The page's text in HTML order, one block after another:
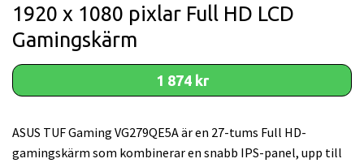
1920 x 1080 pixlar Full HD LCD
Gamingskärm
1 874 kr
ASUS TUF Gaming VG279QE5A är en 27-tums Full HD-
gamingskärm som kombinerar en snabb IPS-panel, upp till